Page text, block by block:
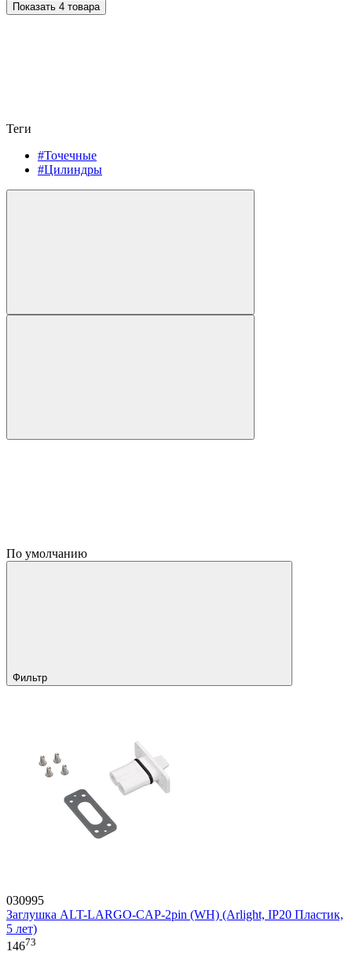
Показать 4 товара
Теги
#Точечные
#Цилиндры
По умолчанию
Фильтр
030995
Заглушка ALT-LARGO-CAP-2pin (WH) (Arlight, IP20 Пластик,
5 лет)
14673